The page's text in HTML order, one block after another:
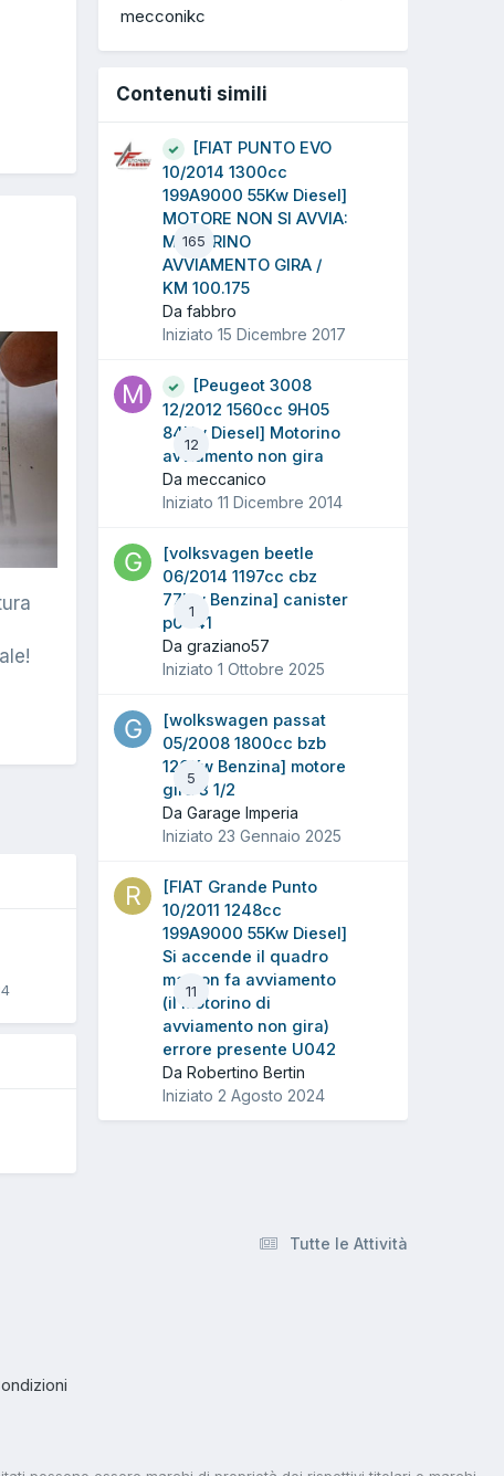
mecconikc
Contenuti simili
165
[FIAT PUNTO EVO
10/2014 1300cc
199A9000 55Kw Diesel]
MOTORE NON SI AVVIA:
MOTORINO
AVVIAMENTO GIRA /
KM 100.175
Da fabbro
Iniziato 15 Dicembre 2017
12
[Peugeot 3008
12/2012 1560cc 9H05
84Kw Diesel] Motorino
avviamento non gira
Da meccanico
Iniziato 11 Dicembre 2014
1
[volksvagen beetle
06/2014 1197cc cbz
77Kw Benzina] canister
p0441
Da graziano57
Iniziato 1 Ottobre 2025
5
[wolkswagen passat
05/2008 1800cc bzb
120Kw Benzina] motore
gira 3 1/2
Da Garage Imperia
Iniziato 23 Gennaio 2025
11
[FIAT Grande Punto
10/2011 1248cc
199A9000 55Kw Diesel]
Si accende il quadro
ma non fa avviamento
(il motorino di
avviamento non gira)
errore presente U042
Da Robertino Bertin
Iniziato 2 Agosto 2024
Tutte le Attività